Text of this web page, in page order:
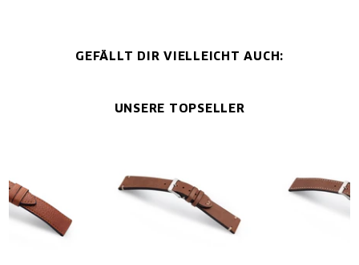
GEFÄLLT DIR VIELLEICHT AUCH:
UNSERE TOPSELLER